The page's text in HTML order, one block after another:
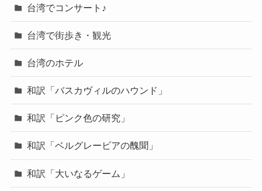
台湾でコンサート♪
台湾で街歩き・観光
台湾のホテル
和訳「バスカヴィルのハウンド」
和訳「ピンク色の研究」
和訳「ベルグレービアの醜聞」
和訳「大いなるゲーム」